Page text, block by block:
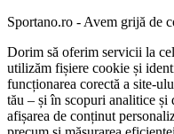
Sportano.ro - Avem grijă de
Dorim să oferim servicii la
utilizăm fișiere cookie și
funcționarea corectă a site-
tău – și în scopuri analitice și
afișarea de conținut